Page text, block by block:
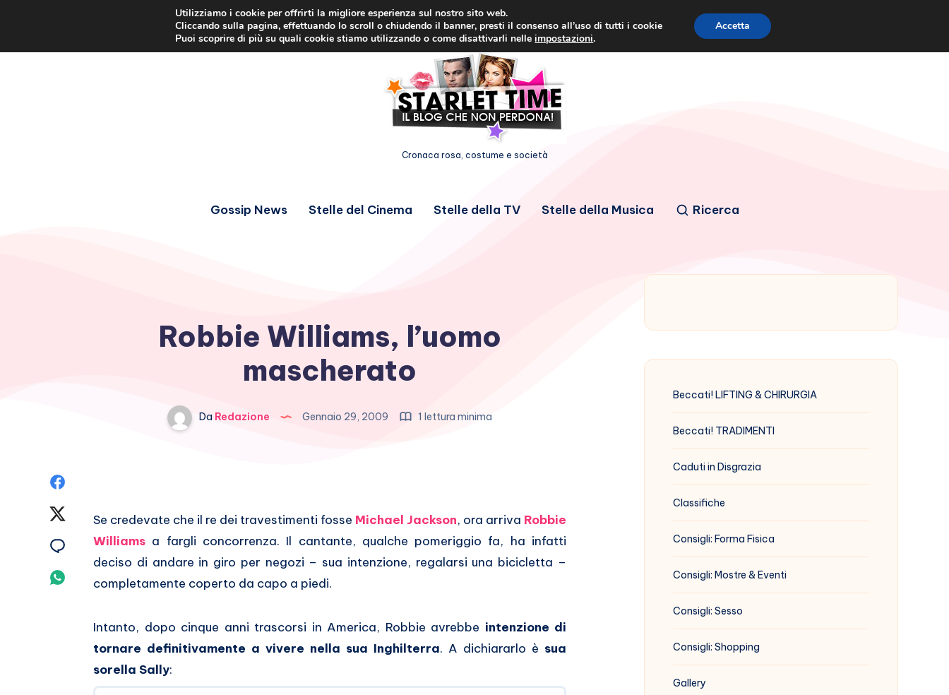
Cronaca rosa, costume e società
Gossip News Stelle del Cinema Stelle della TV Stelle della Musica Ricerca
Robbie Williams, l’uomo
mascherato
Da Redazione Gennaio 29, 2009 1 lettura minima
Facebook
Condividi
Twitter
Condividi
Whatsapp
Se credevate che il re dei travestimenti fosse Michael Jackson, ora arriva Robbie
Williams a fargli concorrenza. Il cantante, qualche pomeriggio fa, ha infatti
deciso di andare in giro per negozi – sua intenzione, regalarsi una bicicletta –
completamente coperto da capo a piedi.
Intanto, dopo cinque anni trascorsi in America, Robbie avrebbe intenzione di
tornare definitivamente a vivere nella sua Inghilterra. A dichiararlo è sua
sorella Sally:
Beccati! LIFTING & CHIRURGIA
Beccati! TRADIMENTI
Caduti in Disgrazia
Classifiche
Consigli: Forma Fisica
Consigli: Mostre & Eventi
Consigli: Sesso
Consigli: Shopping
Gallery
Utilizziamo i cookie per offrirti la migliore esperienza sul nostro sito web.
Cliccando sulla pagina, effettuando lo scroll o chiudendo il banner, presti il consenso all’uso di tutti i cookie
Puoi scoprire di più su quali cookie stiamo utilizzando o come disattivarli nelleimpostazioni.
Accetta